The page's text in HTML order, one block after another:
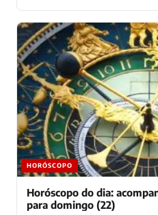
HORÓSCOPO
Horóscopo do dia:
para domingo (22)